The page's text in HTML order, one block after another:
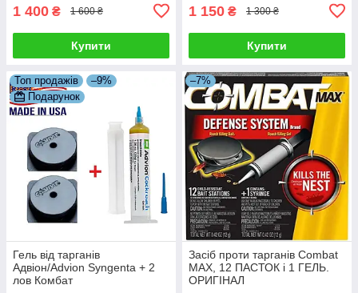
1 400 ₴ 1 600 ₴
Купити
1 150 ₴ 1 300 ₴
Купити
Топ продажів
–9%
Подарунок
Гель від тарганів
Адвіон/Advion Syngenta + 2
лов Комбат
–7%
Засіб проти тарганів Combat
MAX, 12 ПАСТОК і 1 ГЕЛЬ.
ОРИГІНАЛ